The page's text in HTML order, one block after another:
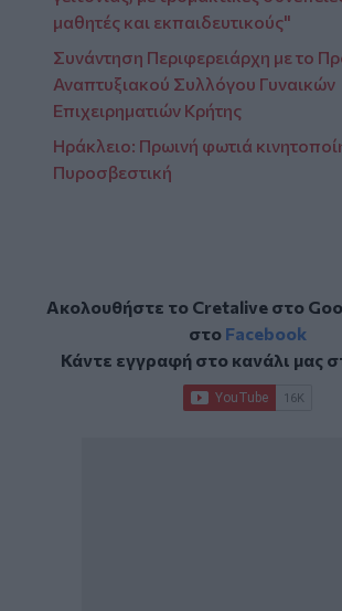
μαθητές​ και εκπαιδευτικούς"
Συνάντηση Περιφερειάρχη με το
Αναπτυξιακού Συλλόγου Γυναικών
Επιχειρηματιών Κρήτης
Ηράκλειο: Πρωινή φωτιά
Πυροσβεστική
Ακολουθήστε το Cretalive στο
στο Facebook
Κάντε εγγραφή στο κανάλι μας